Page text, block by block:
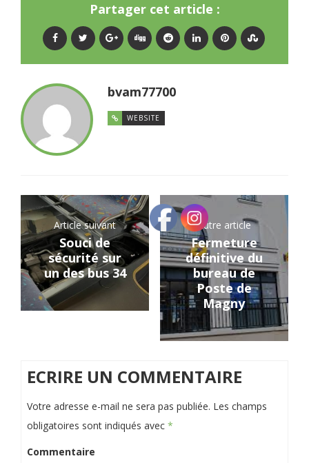
Partager cet article :
bvam77700
WEBSITE
Article suivant
Souci de
sécurité sur
un des bus 34
Autre article
Fermeture
définitive du
bureau de
Poste de
Magny
ECRIRE UN COMMENTAIRE
Votre adresse e-mail ne sera pas publiée. Les champs
obligatoires sont indiqués avec *
Commentaire